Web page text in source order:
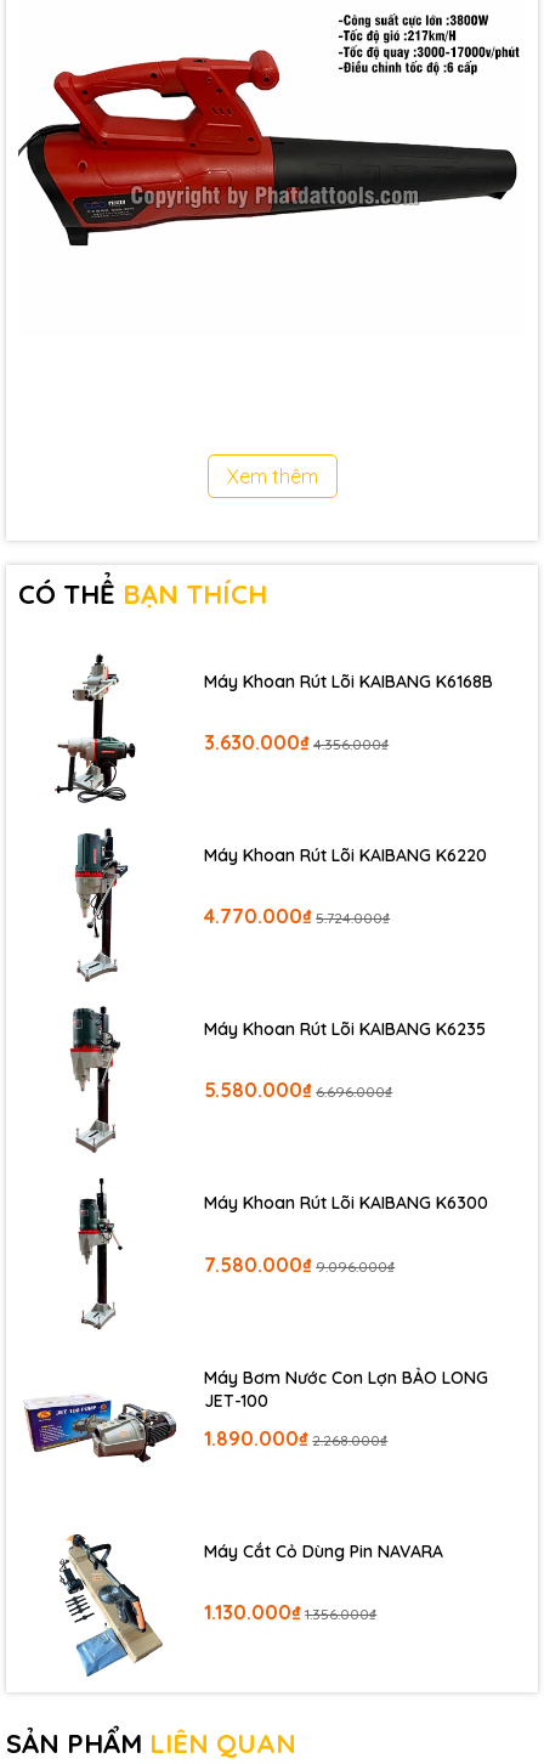
Ưu điểm của máy thổi lá:
- Sản phẩm thân thiện với môi trường.
- Thiết kế nhỏ gọn,dễ cầm nắm, dễ di chuyển trong khi
- Ứng dụng rộng rãi trong nhiều công việc khác nhau.
Xem thêm
CÓ THỂ BẠN THÍCH
Máy Khoan Rút Lõi KAIBANG K6168B
3.630.000₫ 4.356.000₫
Máy Khoan Rút Lõi KAIBANG K6220
4.770.000₫ 5.724.000₫
Máy Khoan Rút Lõi KAIBANG K6235
5.580.000₫ 6.696.000₫
Máy Khoan Rút Lõi KAIBANG K6300
7.580.000₫ 9.096.000₫
Máy Bơm Nước Con Lợn BẢO LONG
JET-100
1.890.000₫ 2.268.000₫
Máy Cắt Cỏ Dùng Pin NAVARA
1.130.000₫ 1.356.000₫
SẢN PHẨM LIÊN QUAN